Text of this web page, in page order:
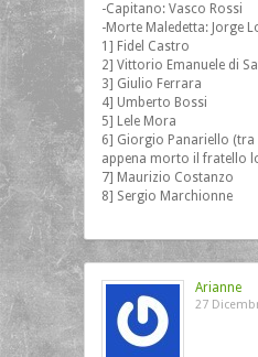
-Capitano: Vasco Rossi
-Morte Maledetta: Jorge
1] Fidel Castro
2] Vittorio Emanuele di
3] Giulio Ferrara
4] Umberto Bossi
5] Lele Mora
6] Giorgio Panariello (tra
appena morto il fratello
7] Maurizio Costanzo
8] Sergio Marchionne
Arianne
27